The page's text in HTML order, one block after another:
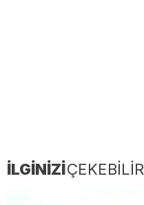
İLGİNİZİÇEKEBİLİR